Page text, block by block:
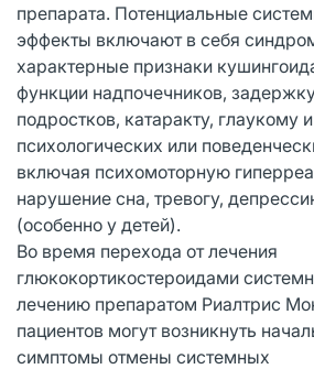
препарата. Потенциальные
эффекты включают в себя
характерные признаки
функции надпочечников,
подростков, катаракту, глаукому
психологических или
включая психомоторную
нарушение сна, тревогу,
(особенно у детей).
Во время перехода от лечения
глюкокортикостероидами
лечению препаратом Риалтрис
пациентов могут возникнуть
симптомы отмены системных